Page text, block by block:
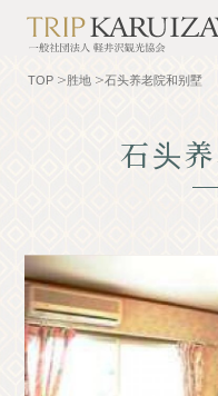
黑
TOP
TOP 胜地 石头养老院和别墅
石头